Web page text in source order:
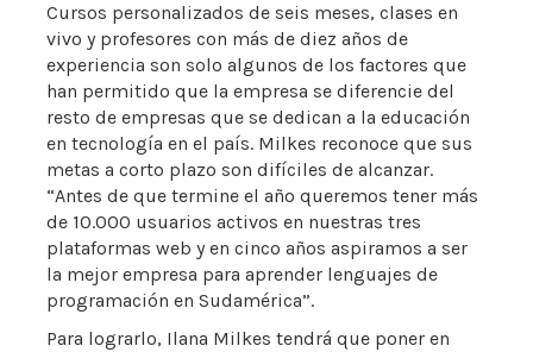
Cursos personalizados de seis meses, clases en
vivo y profesores con más de diez años de
experiencia son solo algunos de los factores que
han permitido que la empresa se diferencie del
resto de empresas que se dedican a la educación
en tecnología en el país. Milkes reconoce que sus
metas a corto plazo son difíciles de alcanzar.
“Antes de que termine el año queremos tener más
de 10.000 usuarios activos en nuestras tres
plataformas web y en cinco años aspiramos a ser
la mejor empresa para aprender lenguajes de
programación en Sudamérica”.
Para lograrlo, Ilana Milkes tendrá que poner en